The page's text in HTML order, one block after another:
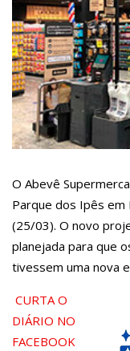
O Abevê
Parque dos Ipês
(25/03). O novo
planejada para que
tivessem uma nova
CURTA O
DIÁRIO NO
FACEBOOK